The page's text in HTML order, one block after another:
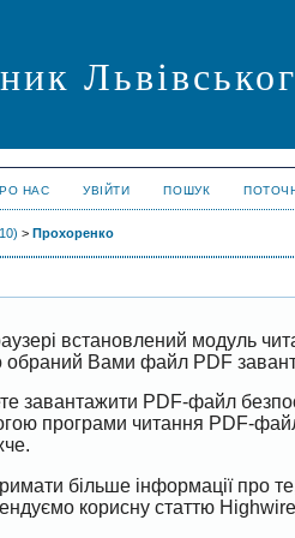
НАС УВІЙТИ ПОШУК
>Прохоренко
встановлений модуль
обраний Вами файл PDF
завантажити PDF-файл
програми читання PDF-
більше інформації про
корисну статтю